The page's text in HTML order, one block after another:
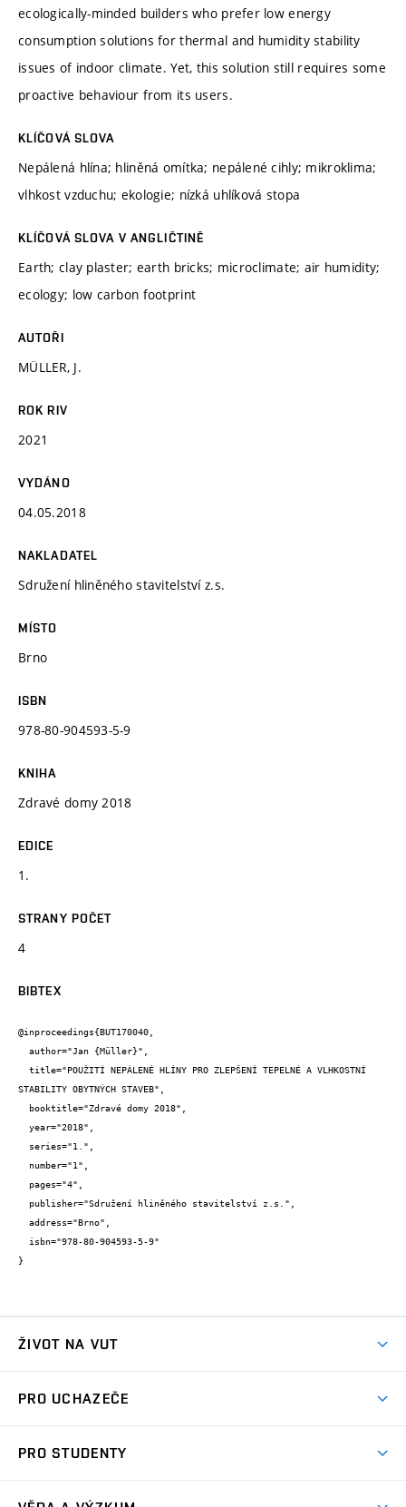
ecologically-minded builders who prefer low energy
consumption solutions for thermal and humidity stability
issues of indoor climate. Yet, this solution still requires some
proactive behaviour from its users.
KLÍČOVÁ SLOVA
Nepálená hlína; hliněná omítka; nepálené cihly; mikroklima;
vlhkost vzduchu; ekologie; nízká uhlíková stopa
KLÍČOVÁ SLOVA V ANGLIČTINĚ
Earth; clay plaster; earth bricks; microclimate; air humidity;
ecology; low carbon footprint
AUTOŘI
MÜLLER, J.
ROK RIV
2021
VYDÁNO
04.05.2018
NAKLADATEL
Sdružení hliněného stavitelství z.s.
MÍSTO
Brno
ISBN
978-80-904593-5-9
KNIHA
Zdravé domy 2018
EDICE
1.
STRANY POČET
4
BIBTEX
@inproceedings{BUT170040,
STABILITY OBYTNÝCH STAVEB",
}
ŽIVOT NA VUT
Koleje
PRO UCHAZEČE
Dny otevřených dveří
PRO STUDENTY